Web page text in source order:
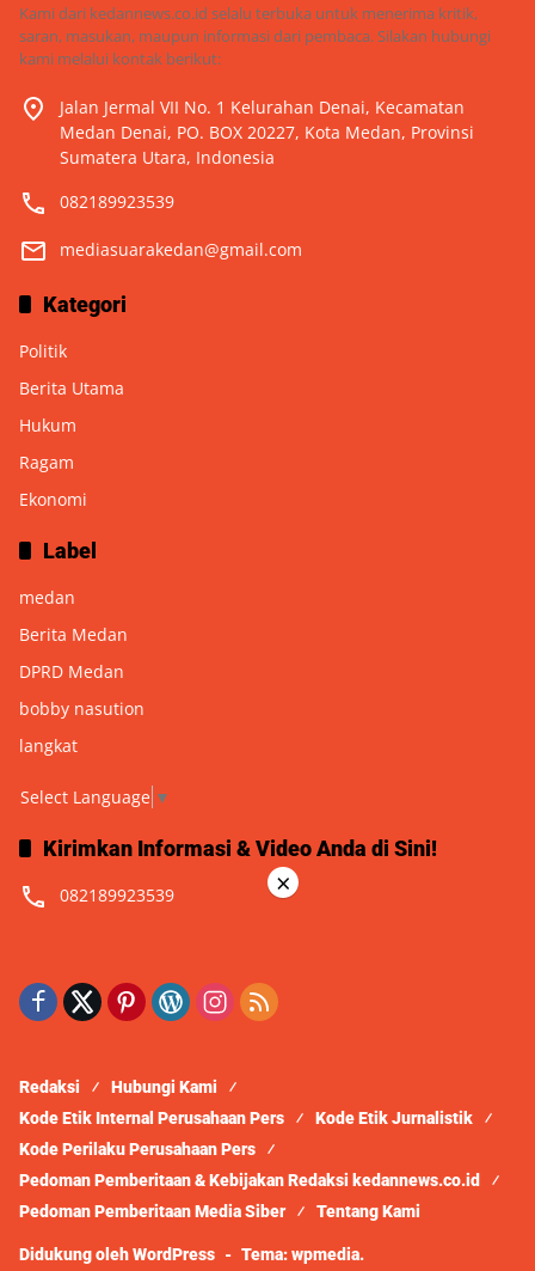
Kami dari kedannews.co.id selalu terbuka untuk menerima kritik,
saran, masukan, maupun informasi dari pembaca. Silakan hubungi
kami melalui kontak berikut:
Jalan Jermal VII No. 1 Kelurahan Denai, Kecamatan
Medan Denai, PO. BOX 20227, Kota Medan, Provinsi
Sumatera Utara, Indonesia
082189923539
mediasuarakedan@gmail.com
Kategori
Politik
Berita Utama
Hukum
Ragam
Ekonomi
Label
medan
Berita Medan
DPRD Medan
bobby nasution
langkat
Select Language ▼
Kirimkan Informasi & Video Anda di Sini!
082189923539
Redaksi
Hubungi Kami
Kode Etik Internal Perusahaan Pers
Kode Etik Jurnalistik
Kode Perilaku Perusahaan Pers
Pedoman Pemberitaan & Kebijakan Redaksi kedannews.co.id
Pedoman Pemberitaan Media Siber
Tentang Kami
Didukung oleh WordPress - Tema: wpmedia.
×